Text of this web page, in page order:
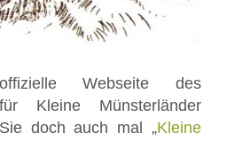
Webseite des
Kleine Münsterländer
doch auch mal „Kleine